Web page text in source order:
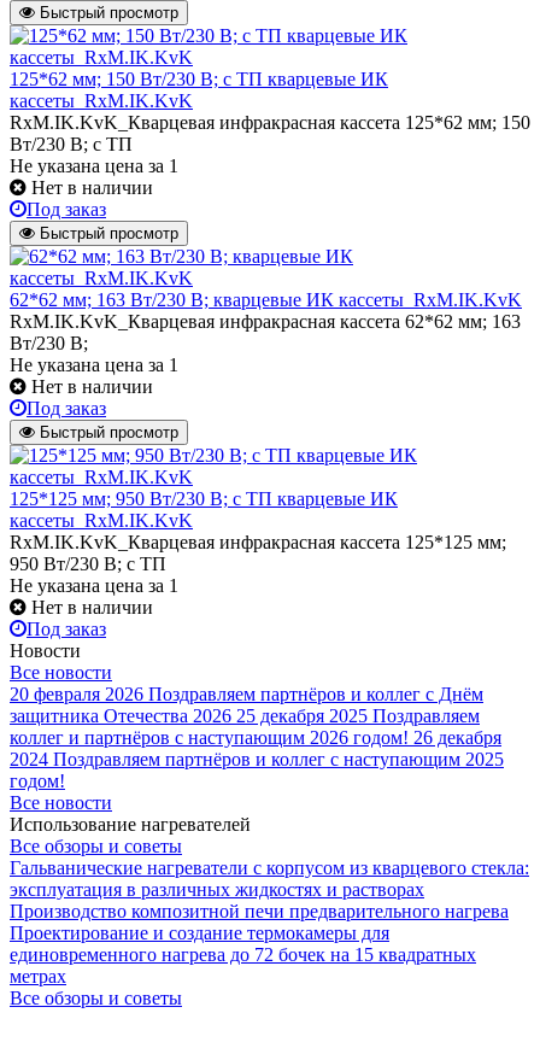
Быстрый просмотр
125*62 мм; 150 Вт/230 В; с ТП кварцевые ИК
кассеты_RxM.IK.KvK
RxM.IK.KvK_Кварцевая инфракрасная кассета 125*62 мм; 150
Вт/230 В; с ТП
Не указана цена за 1
Нет в наличии
Под заказ
Быстрый просмотр
62*62 мм; 163 Вт/230 В; кварцевые ИК кассеты_RxM.IK.KvK
RxM.IK.KvK_Кварцевая инфракрасная кассета 62*62 мм; 163
Вт/230 В;
Не указана цена за 1
Нет в наличии
Под заказ
Быстрый просмотр
125*125 мм; 950 Вт/230 В; с ТП кварцевые ИК
кассеты_RxM.IK.KvK
RxM.IK.KvK_Кварцевая инфракрасная кассета 125*125 мм;
950 Вт/230 В; с ТП
Не указана цена за 1
Нет в наличии
Под заказ
Новости
Все новости
20 февраля 2026 Поздравляем партнёров и коллег с Днём
защитника Отечества 2026 25 декабря 2025 Поздравляем
коллег и партнёров с наступающим 2026 годом! 26 декабря
2024 Поздравляем партнёров и коллег с наступающим 2025
годом!
Все новости
Использование нагревателей
Все обзоры и советы
Гальванические нагреватели с корпусом из кварцевого стекла:
эксплуатация в различных жидкостях и растворах
Производство композитной печи предварительного нагрева
Проектирование и создание термокамеры для
единовременного нагрева до 72 бочек на 15 квадратных
метрах
Все обзоры и советы